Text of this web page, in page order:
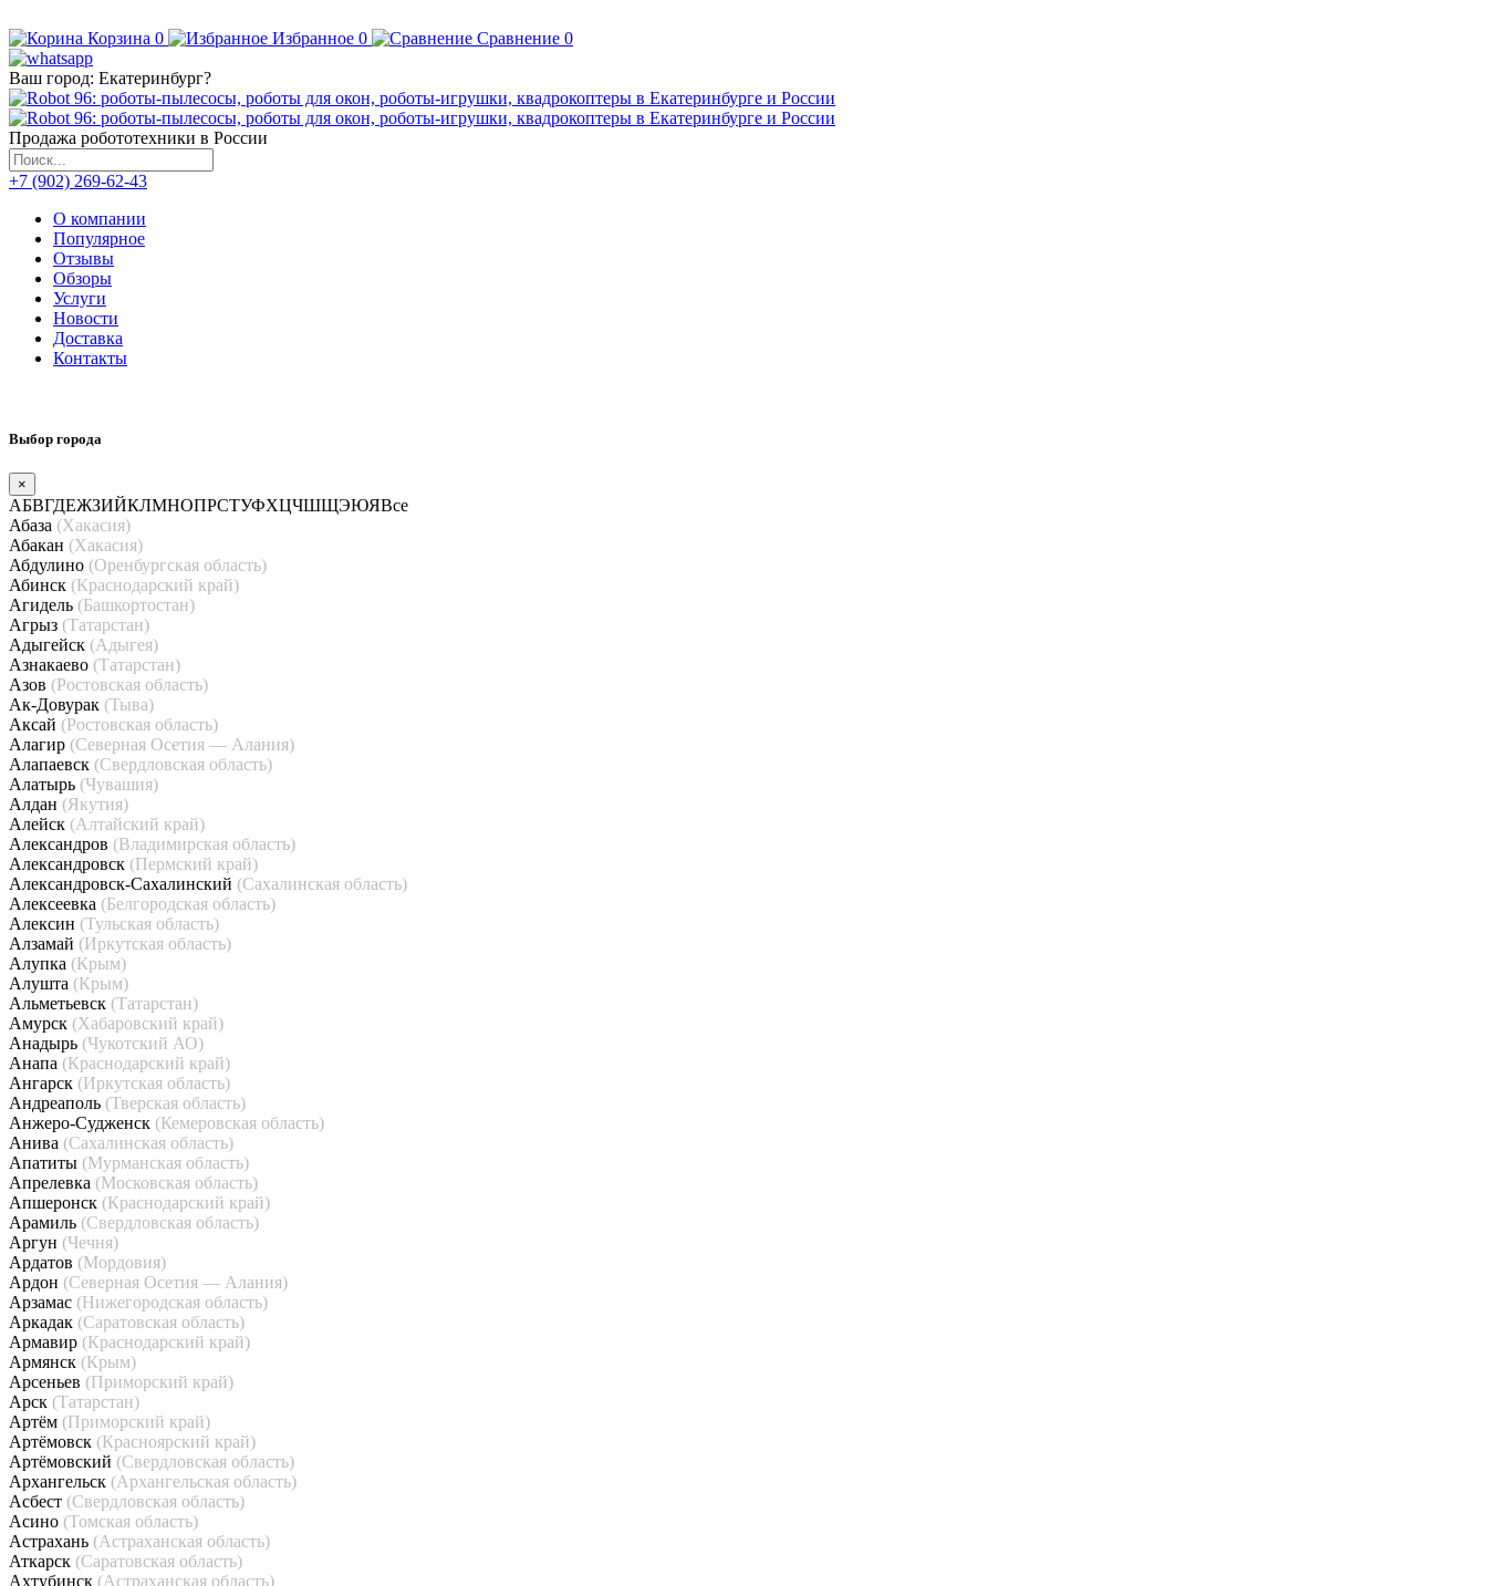
Корзина 0 Избранное 0 Сравнение 0
Ваш город: Екатеринбург?
Продажа робототехники в России
+7 (902) 269-62-43
О компании
Популярное
Отзывы
Обзоры
Услуги
Новости
Доставка
Контакты
Выбор города
×
АБВГДЕЖЗИЙКЛМНОПРСТУФХЦЧШЩЭЮЯВсе
Абаза (Хакасия)
Абакан (Хакасия)
Абдулино (Оренбургская область)
Абинск (Краснодарский край)
Агидель (Башкортостан)
Агрыз (Татарстан)
Адыгейск (Адыгея)
Азнакаево (Татарстан)
Азов (Ростовская область)
Ак-Довурак (Тыва)
Аксай (Ростовская область)
Алагир (Северная Осетия — Алания)
Алапаевск (Свердловская область)
Алатырь (Чувашия)
Алдан (Якутия)
Алейск (Алтайский край)
Александров (Владимирская область)
Александровск (Пермский край)
Александровск-Сахалинский (Сахалинская область)
Алексеевка (Белгородская область)
Алексин (Тульская область)
Алзамай (Иркутская область)
Алупка (Крым)
Алушта (Крым)
Альметьевск (Татарстан)
Амурск (Хабаровский край)
Анадырь (Чукотский АО)
Анапа (Краснодарский край)
Ангарск (Иркутская область)
Андреаполь (Тверская область)
Анжеро-Судженск (Кемеровская область)
Анива (Сахалинская область)
Апатиты (Мурманская область)
Апрелевка (Московская область)
Апшеронск (Краснодарский край)
Арамиль (Свердловская область)
Аргун (Чечня)
Ардатов (Мордовия)
Ардон (Северная Осетия — Алания)
Арзамас (Нижегородская область)
Аркадак (Саратовская область)
Армавир (Краснодарский край)
Армянск (Крым)
Арсеньев (Приморский край)
Арск (Татарстан)
Артём (Приморский край)
Артёмовск (Красноярский край)
Артёмовский (Свердловская область)
Архангельск (Архангельская область)
Асбест (Свердловская область)
Асино (Томская область)
Астрахань (Астраханская область)
Аткарск (Саратовская область)
Ахтубинск (Астраханская область)